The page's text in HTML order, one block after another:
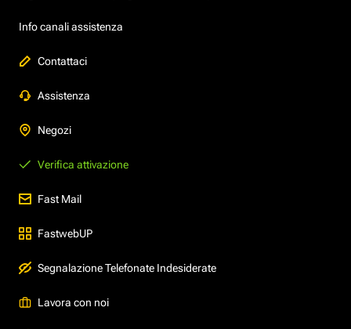
Info canali assistenza
Contattaci
Assistenza
Negozi
Verifica attivazione
Fast Mail
FastwebUP
Segnalazione Telefonate Indesiderate
Lavora con noi